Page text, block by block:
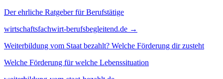
Der ehrliche Ratgeber für Berufstätige
wirtschaftsfachwirt-berufsbegleitend.de →
Weiterbildung vom Staat bezahlt? Welche Förderung dir zusteht
Welche Förderung für welche Lebenssituation